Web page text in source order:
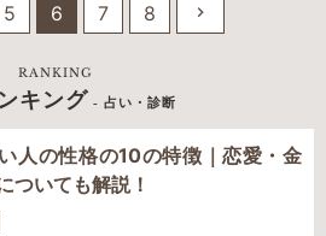
5 6 7 8
RANKING
キング - 占い・診断
人の性格の10の特徴｜恋愛・金
ついても解説！